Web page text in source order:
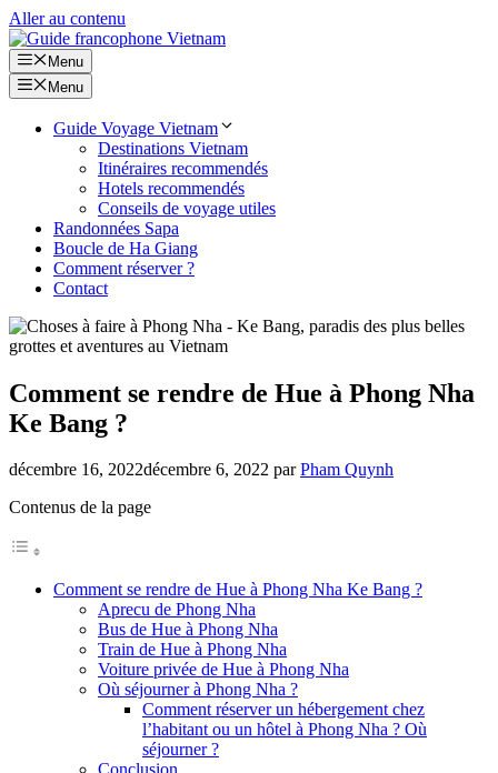
Aller au contenu
Menu
Menu
Guide Voyage Vietnam
Destinations Vietnam
Itinéraires recommendés
Hotels recommendés
Conseils de voyage utiles
Randonnées Sapa
Boucle de Ha Giang
Comment réserver ?
Contact
Comment se rendre de Hue à Phong Nha
Ke Bang ?
décembre 16, 2022décembre 6, 2022 parPham Quynh
Contenus de la page
Comment se rendre de Hue à Phong Nha Ke Bang ?
Aprecu de Phong Nha
Bus de Hue à Phong Nha
Train de Hue à Phong Nha
Voiture privée de Hue à Phong Nha
Où séjourner à Phong Nha ?
Comment réserver un hébergement chez
l’habitant ou un hôtel à Phong Nha ? Où
séjourner ?